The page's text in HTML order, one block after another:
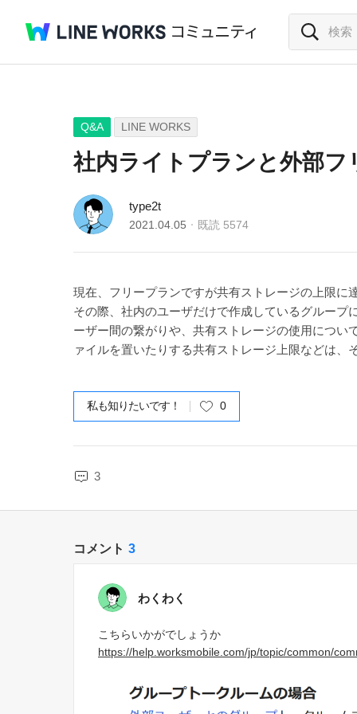
Q&A LINE WORKS
社内ライトプランと外部
type2t
2021.04.05 既読 5574
現在、フリープランですが共有ストレージの上限
その際、社内のユーザだけで作成しているグルー
ーザー間の繋がりや、共有ストレージの使用につ
ァイルを置いたりする共有ストレージ上限などは
私も知りたいです！ 0
3
コメント 3
わくわく
こちらいかがでしょうか
https://help.worksmobile.com/jp/topic/common/